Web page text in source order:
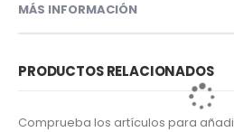
MÁS INFORMACIÓN
PRODUCTOS RELACIONADOS
Comprueba los artículos para